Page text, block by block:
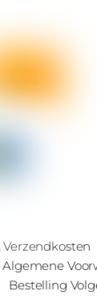
Algemene
Bestelling